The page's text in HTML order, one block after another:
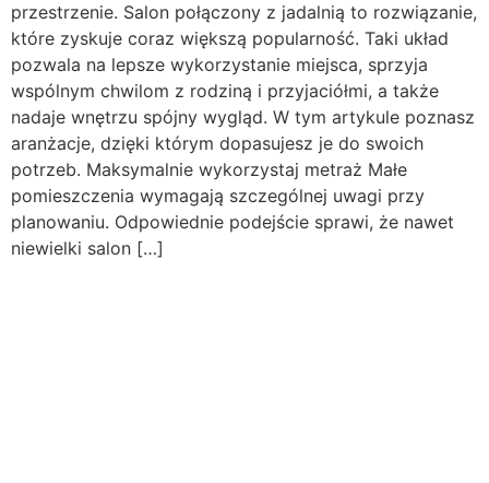
przestrzenie. Salon połączony z jadalnią to rozwiązanie,
które zyskuje coraz większą popularność. Taki układ
pozwala na lepsze wykorzystanie miejsca, sprzyja
wspólnym chwilom z rodziną i przyjaciółmi, a także
nadaje wnętrzu spójny wygląd. W tym artykule poznasz
aranżacje, dzięki którym dopasujesz je do swoich
potrzeb. Maksymalnie wykorzystaj metraż Małe
pomieszczenia wymagają szczególnej uwagi przy
planowaniu. Odpowiednie podejście sprawi, że nawet
niewielki salon […]